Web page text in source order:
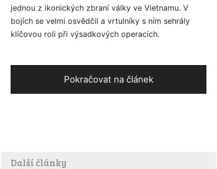
jednou z ikonických zbraní války ve Vietnamu. V
bojích se velmi osvědčil a vrtulníky s ním sehrály
klíčovou roli při výsadkových operacích.
Pokračovat na článek
Další články